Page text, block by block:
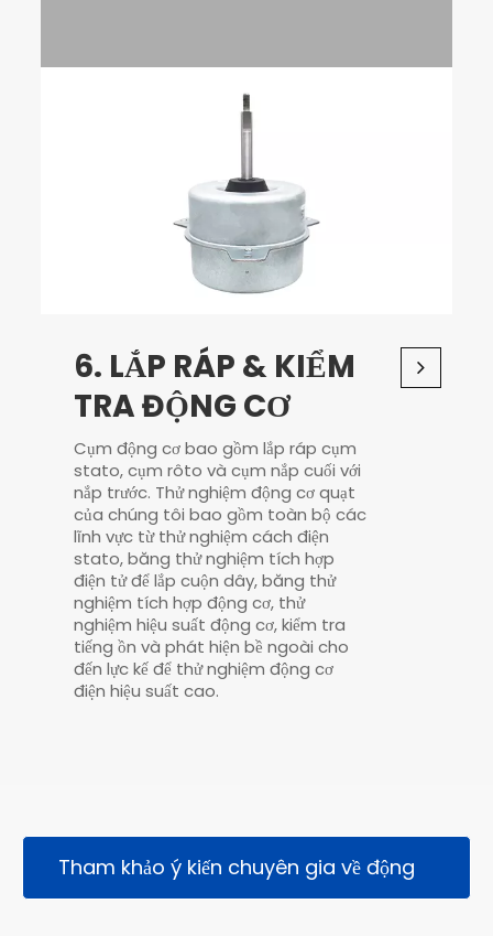
6. LẮP RÁP & KIỂM
TRA ĐỘNG CƠ
Cụm động cơ bao gồm lắp ráp cụm
stato, cụm rôto và cụm nắp cuối với
nắp trước. Thử nghiệm động cơ quạt
của chúng tôi bao gồm toàn bộ các
lĩnh vực từ thử nghiệm cách điện
stato, băng thử nghiệm tích hợp
điện tử để lắp cuộn dây, băng thử
nghiệm tích hợp động cơ, thử
nghiệm hiệu suất động cơ, kiểm tra
tiếng ồn và phát hiện bề ngoài cho
đến lực kế để thử nghiệm động cơ
điện hiệu suất cao.
Tham khảo ý kiến ​​chuyên gia về động